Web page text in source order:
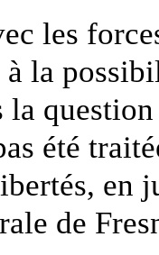
les
la
été
en
de